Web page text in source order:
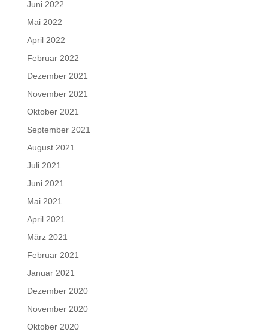
Juni 2022
Mai 2022
April 2022
Februar 2022
Dezember 2021
November 2021
Oktober 2021
September 2021
August 2021
Juli 2021
Juni 2021
Mai 2021
April 2021
März 2021
Februar 2021
Januar 2021
Dezember 2020
November 2020
Oktober 2020